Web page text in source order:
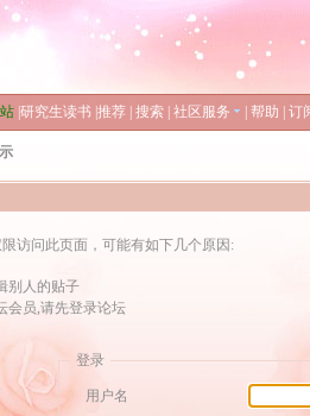
研究生读书 推荐 搜索 社区服务 帮助 订
访问此页面，可能有如下几个原因:
别人的贴子
会员,请先登录论坛
登录
用户名